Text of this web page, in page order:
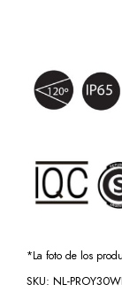
*La foto de los
SKU: NL-